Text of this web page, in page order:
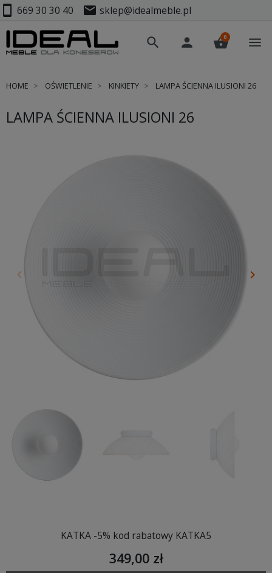
smartphone 669 30 30 40 mail sklep@idealmeble.pl
search person shopping_basket
0 menu
HOME OŚWIETLENIE KINKIETY LAMPA ŚCIENNA ILUSIONI 26
LAMPA ŚCIENNA ILUSIONI 26
Poprzedni
keyboard_arrow_left keyboard_arrow_right
KATKA -5% kod rabatowy KATKA5
349,00 zł